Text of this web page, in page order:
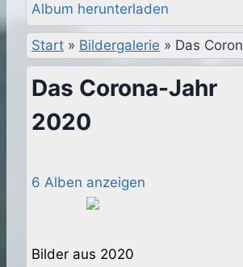
Album herunterladen
Start » Bildergalerie » Das
Das Corona-Jahr
2020
6 Alben anzeigen
Bilder aus 2020